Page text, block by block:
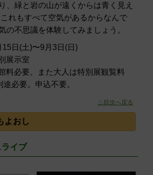
、緑と岩の山が遠くからは青く見え
れもすべて空気があるからなんで
の不思議を体験してみましょう。
日(土)〜9月3日(日)
展示室
料必要。また大人は特別展観覧料
途必要。申込不要。
△目次へ戻る
よおし
イブ